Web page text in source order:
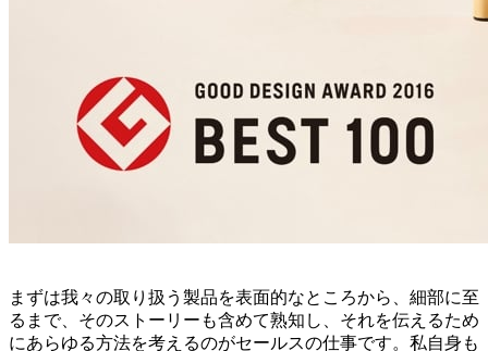
まずは我々の取り扱う製品を表面的なところから、細部に至
るまで、そのストーリーも含めて熟知し、それを伝えるため
にあらゆる方法を考えるのがセールスの仕事です。私自身も